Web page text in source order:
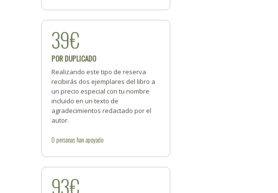
39€
POR DUPLICADO
Realizando este tipo de reserva
recibirás dos ejemplares del libro a
un precio especial con tu nombre
incluido en un texto de
agradecimientos redactado por el
autor.
0personashan apoyado
93€